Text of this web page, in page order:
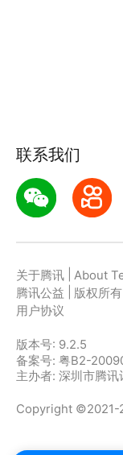
联系我们
关于腾讯 About
腾讯公益
版权所有
用户协议
版本号: 9.2.5
备案号: 粤B2-
主办者: 深圳市腾讯
Copyright ©2021-